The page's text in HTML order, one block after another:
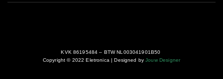
KVK 86195484 – BTW NL003041901B50
Copyright © 2022 Eletronica | Designed byJouw Designer